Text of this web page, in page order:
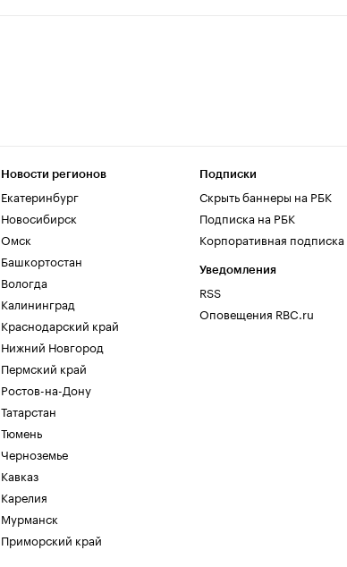
Новости регионов
Екатеринбург
Новосибирск
Омск
Башкортостан
Вологда
Калининград
Краснодарский край
Нижний Новгород
Пермский край
Ростов-на-Дону
Татарстан
Тюмень
Черноземье
Кавказ
Карелия
Мурманск
Приморский край
Подписки
Скрыть баннеры на РБК
Подписка на РБК
Корпоративная подписка
Уведомления
RSS
Оповещения RBC.ru